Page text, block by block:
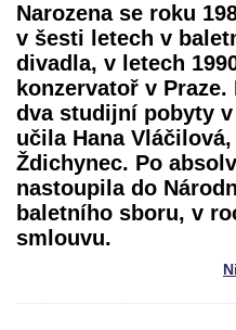
Narozena se roku
v šesti letech v
divadla, v letech
konzervatoř v
dva studijní pobyty
učila Hana Vláčilová,
Ždichynec. Po
nastoupila do
baletního sboru, v
smlouvu.